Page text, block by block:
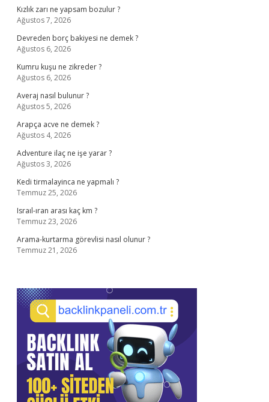
Kızlık zarı ne yapsam bozulur ?
Ağustos 7, 2026
Devreden borç bakiyesi ne demek ?
Ağustos 6, 2026
Kumru kuşu ne zikreder ?
Ağustos 6, 2026
Averaj nasıl bulunur ?
Ağustos 5, 2026
Arapça acve ne demek ?
Ağustos 4, 2026
Adventure ilaç ne işe yarar ?
Ağustos 3, 2026
Kedi tirmalayinca ne yapmalı ?
Temmuz 25, 2026
Israıl-ıran arası kaç km ?
Temmuz 23, 2026
Arama-kurtarma görevlisi nasıl olunur ?
Temmuz 21, 2026